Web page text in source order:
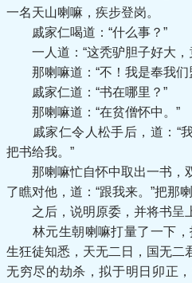
一名天山喇嘛，疾步登岗。
戚家仁喝道：“什么事？”
一人道：“这秃驴胆子好大，
那喇嘛道：“不！我是奉我们
戚家仁道：“书在哪里？”
那喇嘛道：“在贫僧怀中。”
戚家仁令人松手后，道：“我
把书给我。”
那喇嘛忙自怀中取出一书，
了瞧对他，道：“跟我来。”把那
之后，说明原委，并将书呈上
林元生朝喇嘛打量了一下，
生狂徒知悉，天无二日，国无二
无穷尽的劫杀，拟于明日卯正